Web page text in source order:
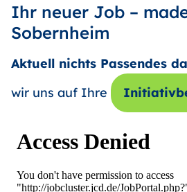
Ihr neuer Job –
Sobernheim
Aktuell nichts Passendes
wir uns auf Ihre